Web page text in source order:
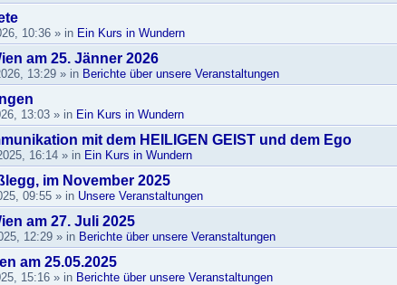
10:36 » in Ein Kurs in Wundern
am 25. Jänner 2026
13:29 » in Berichte über unsere Veranstaltungen
13:03 » in Ein Kurs in Wundern
mit dem HEILIGEN GEIST und dem Ego
16:14 » in Ein Kurs in Wundern
im November 2025
09:55 » in Unsere Veranstaltungen
am 27. Juli 2025
12:29 » in Berichte über unsere Veranstaltungen
am 25.05.2025
15:16 » in Berichte über unsere Veranstaltungen